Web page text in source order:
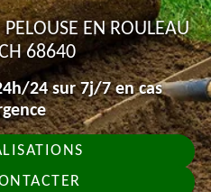
PELOUSE EN ROULEAU
68640
24 sur 7j/7 en cas